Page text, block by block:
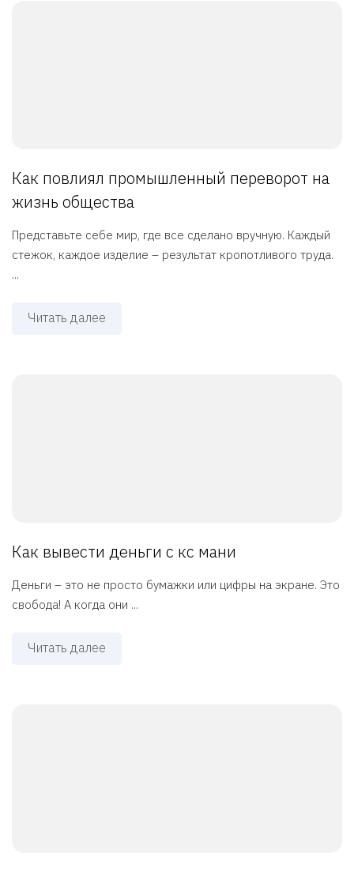
Как повлиял промышленный переворот на
жизнь общества
Представьте себе мир, где все сделано вручную. Каждый
стежок, каждое изделие – результат кропотливого труда.
...
Читать далее
Как вывести деньги с кс мани
Деньги – это не просто бумажки или цифры на экране. Это
свобода! А когда они ...
Читать далее